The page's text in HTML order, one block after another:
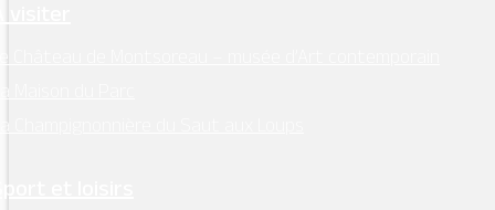
visiter
Château de Montsoreau – musée d’Art contemporain
Maison du Parc
Champignonnière du Saut aux Loups
et loisirs